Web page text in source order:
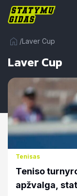
/Laver Cup
Laver Cup
Tenisas
Teniso
apžvalga,